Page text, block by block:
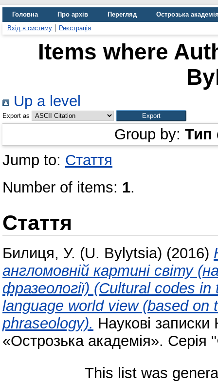
Головна Про архів Перегляд
Острозька
Вхід в систему
Реєстрація
Items where
Up a level
Export as
Group by: Тип
Jump to: Стаття
Number of items: 1.
Стаття
Билиця, У. (U. Bylytsia) (2016)
англомовній картині світу
фразеології) (Cultural codes
language world view (based
phraseology). Наукові записки
«Острозька академія».
This list was